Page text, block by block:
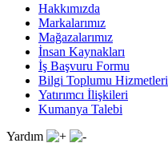
Hakkımızda
Markalarımız
Mağazalarımız
İnsan Kaynakları
İş Başvuru Formu
Bilgi Toplumu Hizmetleri
Yatırımcı İlişkileri
Kumanya Talebi
Yardım